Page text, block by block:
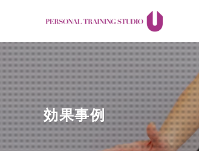
効果事例